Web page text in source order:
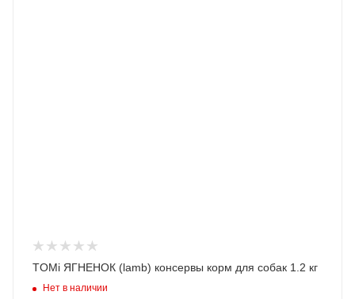
TOMi ЯГНЕНОК (lamb) консервы корм для собак 1.2 кг
Нет в наличии